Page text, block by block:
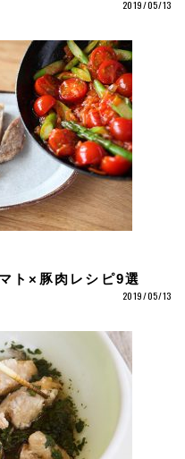
2019/05/13
ト×豚肉レシピ9選
2019/05/13